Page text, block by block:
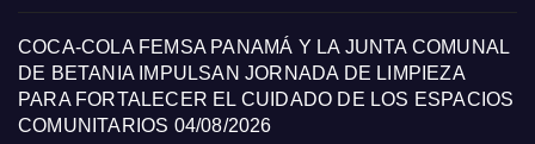
COCA-COLA FEMSA PANAMÁ Y LA JUNTA COMUNAL
DE BETANIA IMPULSAN JORNADA DE LIMPIEZA
PARA FORTALECER EL CUIDADO DE LOS ESPACIOS
COMUNITARIOS 04/08/2026